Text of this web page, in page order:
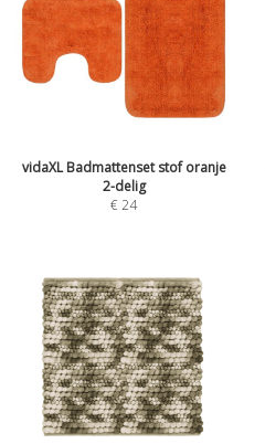
vidaXL Badmattenset stof oranje
2-delig
€24